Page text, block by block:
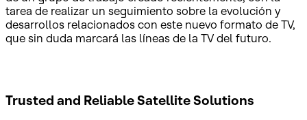
tarea de realizar un seguimiento sobre la evolución y
desarrollos relacionados con este nuevo formato de TV,
que sin duda marcará las líneas de la TV del futuro.
Trusted and ReliableSatellite Solutions